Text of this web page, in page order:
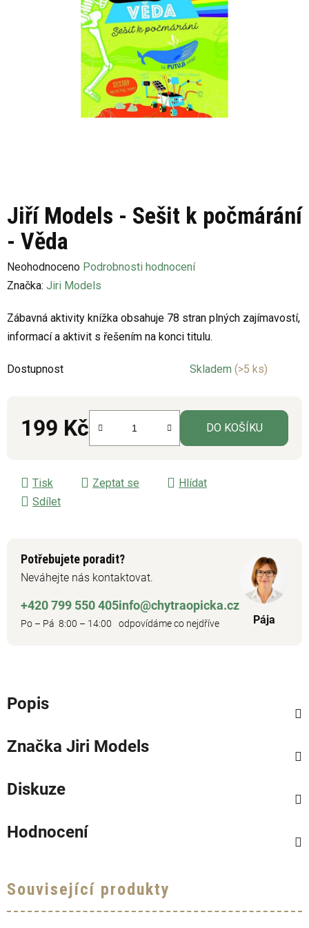
Jiří Models - Sešit k počmárání
- Věda
Průměrné
hodnocení
je
0,0
Neohodnoceno Podrobnosti hodnocení
Značka: Jiri Models
Zábavná aktivity knížka obsahuje 78 stran plných zajímavostí,
informací a aktivit s řešením na konci titulu.
Dostupnost Skladem (>5 ks)
199 Kč DO KOŠÍKU
Tisk Zeptat se
Hlídat
Sdílet
Potřebujete poradit?
Neváhejte nás kontaktovat.
+420 799 550 405
Po – Pá 8:00 – 14:00
info@chytraopicka.cz
odpovídáme co nejdříve Pája
Popis
Značka Jiri Models
Diskuze
Hodnocení
Související produkty